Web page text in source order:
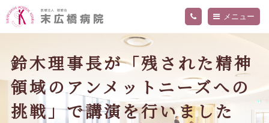
ご挨拶
病院概要
交通アクセス
フロア案内
関連施設
外来・入院案内
精神科外来
内科外来
入院のご案内
診療科・部門
医師
お知らせ
メニュー
鈴木理事長が「残された精神
領域のアンメットニーズへの
挑戦」で講演を行いました